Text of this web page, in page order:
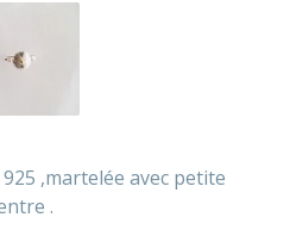
,martelée avec petite
.